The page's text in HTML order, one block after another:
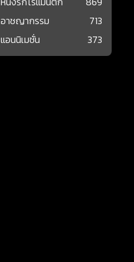
อาชญากรรม
713
แอนนิเมชั่น
373